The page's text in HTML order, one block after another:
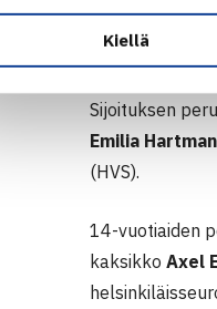
Kiellä
Sijoituksen
Emilia Hartman
(HVS).
14-vuotiaiden
kaksikko Axel